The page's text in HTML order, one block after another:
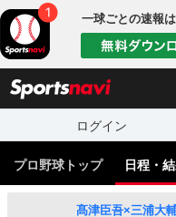
一球ごとの速報
ログイン
プロ野球トップ 日程・
髙津臣吾×三浦大